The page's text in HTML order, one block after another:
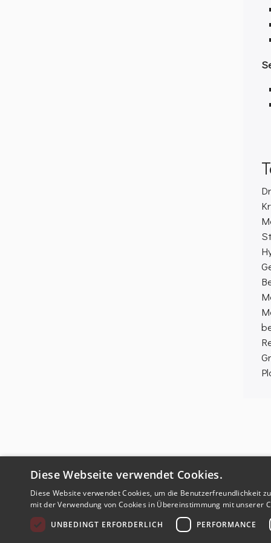
Diese Webseite verwendet Cookies.
Diese Website verwendet Cookies, um die Benutzerfreundlichkeit
mit der Verwendung von Cookies in Übereinstimmung mit unserer
UNBEDINGT ERFORDERLICH
PERFORMANCE